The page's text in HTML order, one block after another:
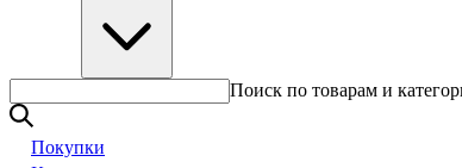
Поиск по товарам и
Покупки